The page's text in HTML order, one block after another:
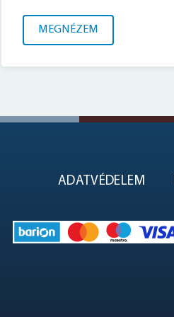
MEGNÉZEM
ADATVÉDELEM